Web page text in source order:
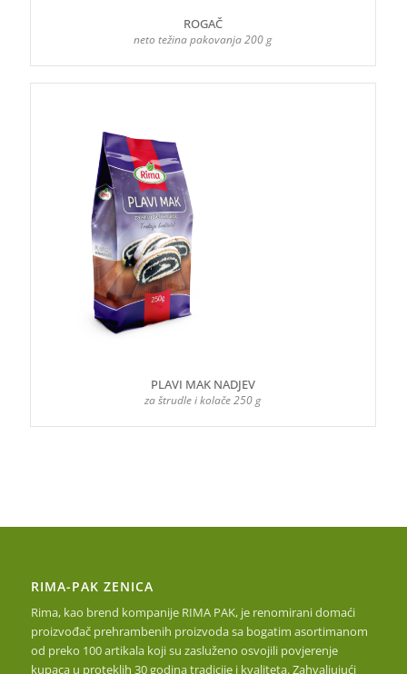
ROGAČ
neto težina pakovanja 200 g
PLAVI MAK NADJEV
za štrudle i kolače 250 g
RIMA-PAK ZENICA
Rima, kao brend kompanije RIMA PAK, je renomirani domaći
proizvođač prehrambenih proizvoda sa bogatim asortimanom
od preko 100 artikala koji su zasluženo osvojili povjerenje
kupaca u proteklih 30 godina tradicije i kvaliteta. Zahvaljujući